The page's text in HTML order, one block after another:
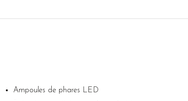
Ampoules de phares LED